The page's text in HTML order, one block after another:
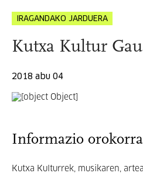
IRAGANDAKO JARDUERA
Kutxa Kultur
2018 abu 04
Informazio orokorra
Kutxa Kulturrek, musikaren,